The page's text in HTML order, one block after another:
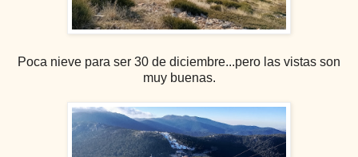
Poca nieve para ser 30 de diciembre...pero las vistas son
muy buenas.